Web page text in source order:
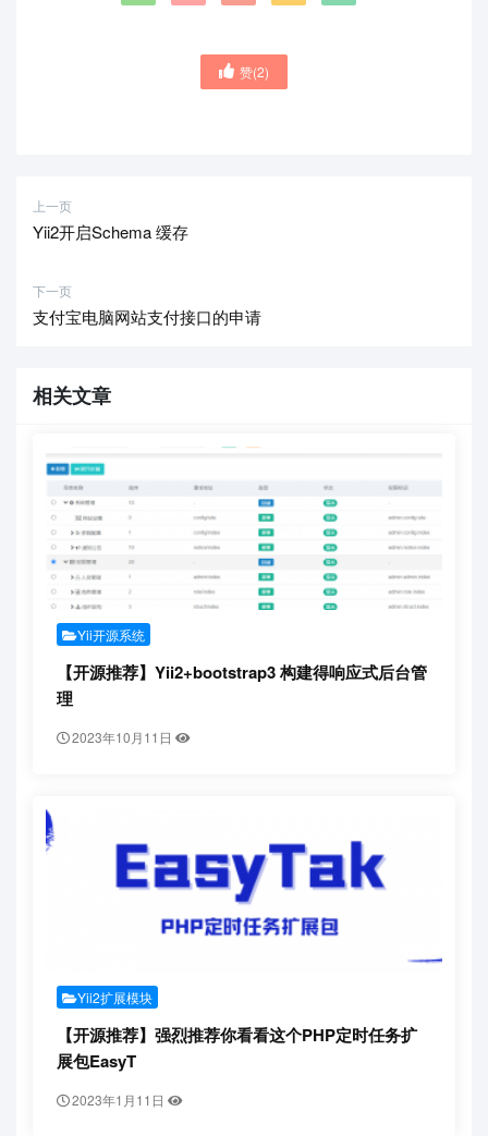
赞(2)
上一页
Yii2开启Schema 缓存
下一页
支付宝电脑网站支付接口的申请
相关文章
Yii开源系统
【开源推荐】Yii2+bootstrap3 构建得响应式后台管
理
2023年10月11日
Yii2扩展模块
【开源推荐】强烈推荐你看看这个PHP定时任务扩
展包EasyT
2023年1月11日